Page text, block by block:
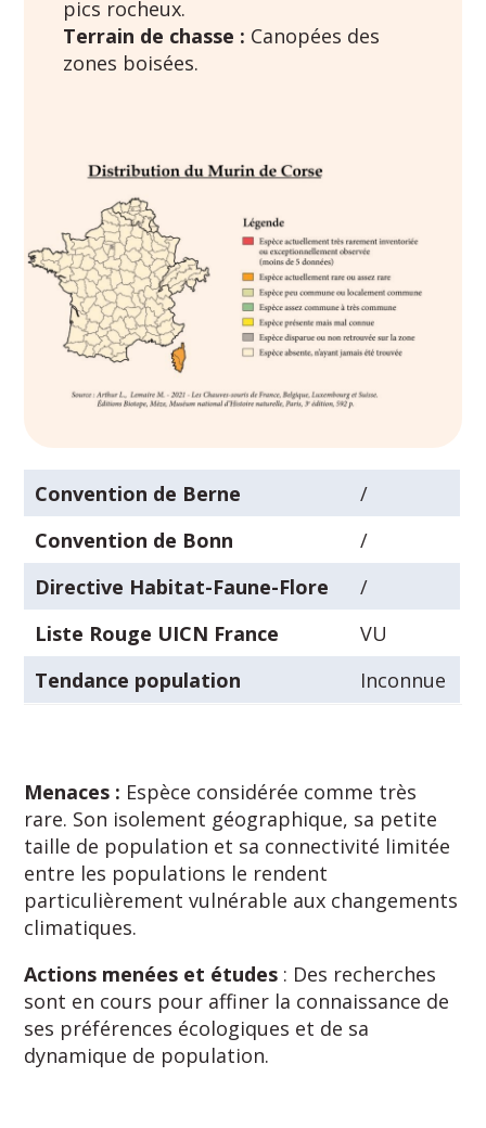
pics rocheux.
Terrain de chasse : Canopées des
zones boisées.
Convention de Berne
/
Convention de Bonn
/
Directive Habitat-Faune-Flore
/
Liste Rouge UICN France
VU
Tendance population
Inconnue
Menaces : Espèce considérée comme très
rare. Son isolement géographique, sa petite
taille de population et sa connectivité limitée
entre les populations le rendent
particulièrement vulnérable aux changements
climatiques.
Actions menées et études : Des recherches
sont en cours pour affiner la connaissance de
ses préférences écologiques et de sa
dynamique de population.